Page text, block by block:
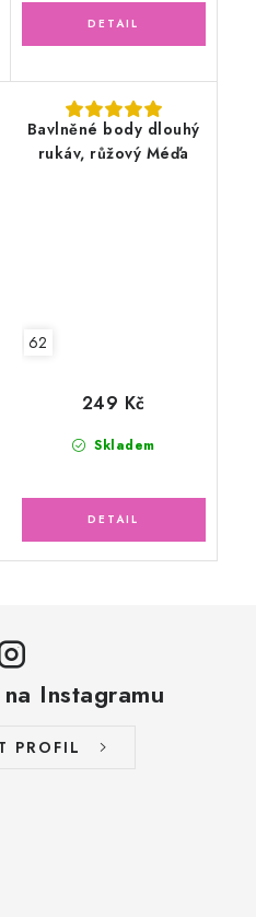
92
Bavlněné body dlouhý
rukáv, růžový Méďa
62
Skladem
249 Kč
Instagramu
PROFIL